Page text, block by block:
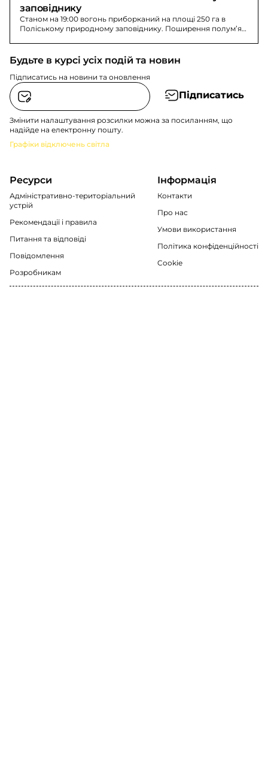
заповіднику
Станом на 19:00 вогонь приборканий на площі 250 га в
Поліському природному заповіднику. Поширення полум’я
Будьте в курсі усіх подій та новин
Підписатись на новини та оновлення
Підписатись
Змінити налаштування розсилки можна за посиланням, що
надійде на електронну пошту.
Графіки відключень світла
Ресурси
Адміністративно-територіальний
устрій
Рекомендації i правила
Питання та відповіді
Повідомлення
Розробникам
Інформація
Контакти
Про нас
Умови використання
Політика конфіденційності
Cookie